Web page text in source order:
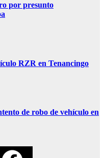
por presunto
RZR en Tenancingo
de robo de vehículo en